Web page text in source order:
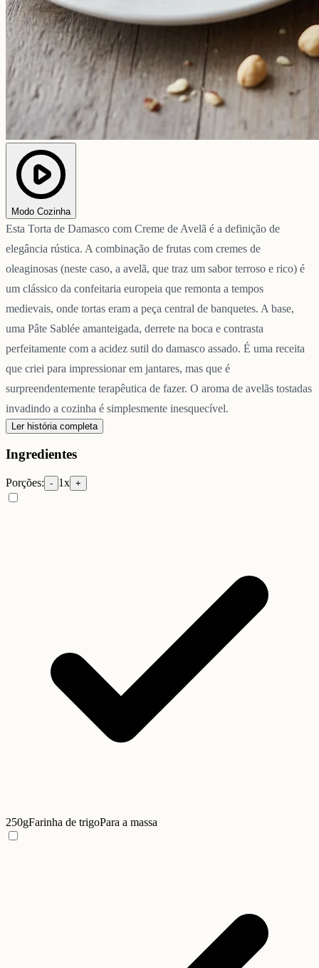
Modo Cozinha
Esta Torta de Damasco com Creme de Avelã é a definição de
elegância rústica. A combinação de frutas com cremes de
oleaginosas (neste caso, a avelã, que traz um sabor terroso e rico) é
um clássico da confeitaria europeia que remonta a tempos
medievais, onde tortas eram a peça central de banquetes. A base,
uma Pâte Sablée amanteigada, derrete na boca e contrasta
perfeitamente com a acidez sutil do damasco assado. É uma receita
que criei para impressionar em jantares, mas que é
surpreendentemente terapêutica de fazer. O aroma de avelãs tostadas
invadindo a cozinha é simplesmente inesquecível.
Ler história completa
Ingredientes
Porções: - 1x +
250gFarinha de trigoPara a massa